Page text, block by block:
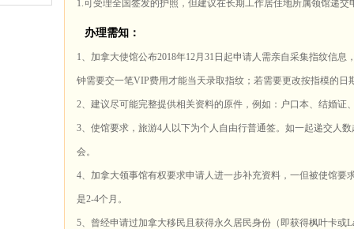
1.可受理全国签发的护照，但建议在长期工作居住地所属领馆递交
办理需知：
1、加拿大使馆公布2018年12月31日起申请人需亲自采集指纹信
钟需要交一笔VIP费用才能当天录取指纹；若需要更改按指模的日
2、建议尽可能完整提供相关资料的原件，例如：户口本、结婚证
3、使馆要求，旅游4人以下为个人自由行普通签。如一起递交人
会。
4、加拿大领事馆有权要求申请人进一步补充资料，一但被使馆
是2-4个月。
5、曾经申请过加拿大移民且获得永久居民身份（即获得枫叶卡或